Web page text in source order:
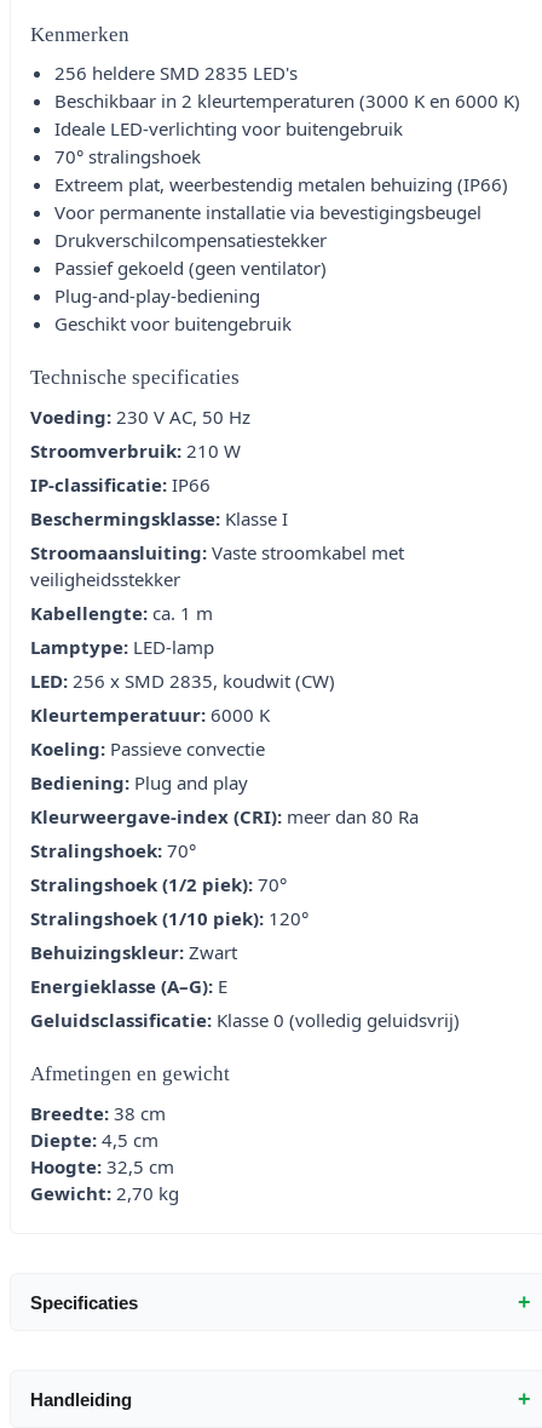
Kenmerken
256 heldere SMD 2835 LED's
Beschikbaar in 2 kleurtemperaturen (3000 K en 6000 K)
Ideale LED-verlichting voor buitengebruik
70° stralingshoek
Extreem plat, weerbestendig metalen behuizing (IP66)
Voor permanente installatie via bevestigingsbeugel
Drukverschilcompensatiestekker
Passief gekoeld (geen ventilator)
Plug-and-play-bediening
Geschikt voor buitengebruik
Technische specificaties
Voeding: 230 V AC, 50 Hz
Stroomverbruik: 210 W
IP-classificatie: IP66
Beschermingsklasse: Klasse I
Stroomaansluiting: Vaste stroomkabel met
veiligheidsstekker
Kabellengte: ca. 1 m
Lamptype: LED-lamp
LED: 256 x SMD 2835, koudwit (CW)
Kleurtemperatuur: 6000 K
Koeling: Passieve convectie
Bediening: Plug and play
Kleurweergave-index (CRI): meer dan 80 Ra
Stralingshoek: 70°
Stralingshoek (1/2 piek): 70°
Stralingshoek (1/10 piek): 120°
Behuizingskleur: Zwart
Energieklasse (A–G): E
Geluidsclassificatie: Klasse 0 (volledig geluidsvrij)
Afmetingen en gewicht
Breedte: 38 cm
Diepte: 4,5 cm
Hoogte: 32,5 cm
Gewicht: 2,70 kg
Specificaties +
Handleiding +